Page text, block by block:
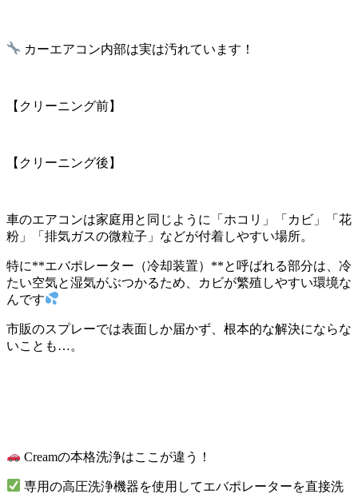
カーエアコン内部は実は汚れています！
【クリーニング前】
【クリーニング後】
車のエアコンは家庭用と同じように「ホコリ」「カビ」「花
粉」「排気ガスの微粒子」などが付着しやすい場所。
特に**エバポレーター（冷却装置）**と呼ばれる部分は、冷
たい空気と湿気がぶつかるため、カビが繁殖しやすい環境な
んです
市販のスプレーでは表面しか届かず、根本的な解決にならな
いことも…。
Creamの本格洗浄はここが違う！
専用の高圧洗浄機器を使用してエバポレーターを直接洗